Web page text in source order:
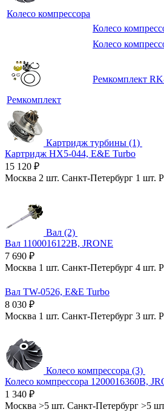
Колесо компрессора
Колесо
Колесо
Ремкомплект
Ремкомплект
Картридж турбины (1)
Картридж HX5-044, E&E Turbo
15 120 ₽
Москва 2 шт. Санкт-Петербург 1 шт.
Вал (2)
Вал 1100016122B, JRONE
7 690 ₽
Москва 1 шт. Санкт-Петербург 4 шт.
Вал TW-0526, E&E Turbo
8 030 ₽
Москва 1 шт. Санкт-Петербург 3 шт.
Колесо компрессора (3)
Колесо компрессора 1200016360B,
1 340 ₽
Москва >5 шт. Санкт-Петербург >5